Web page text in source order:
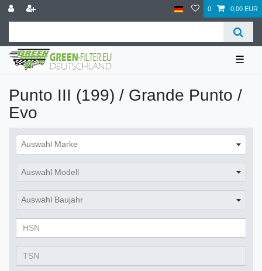
0 0,00 EUR
☰
Punto III (199) / Grande Punto /
Evo
Auswahl Marke
Auswahl Modell
Auswahl Baujahr